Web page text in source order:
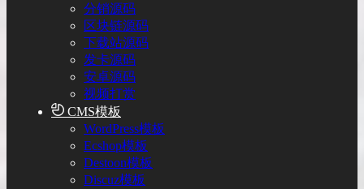
分销源码
区块链源码
下载站源码
发卡源码
安卓源码
视频打赏
CMS模板
WordPress模板
Ecshop模板
Destoon模板
Discuz模板